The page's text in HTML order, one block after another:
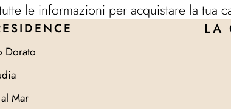
le informazioni per acquistare la tua
Dorato
Mar
LA